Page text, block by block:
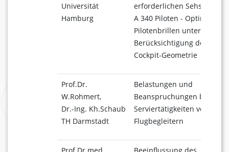
Universität
Hamburg
erforderlichen Sehschärfe
A 340 Piloten -
Pilotenbrillen unter
Berücksichtigung der
Cockpit-Geometrie
Prof.Dr.
W.Rohmert,
Dr.-Ing. Kh.Schaub
TH Darmstadt
Belastungen und
Beanspruchungen bei
Serviertätigkeiten von
Flugbegleitern